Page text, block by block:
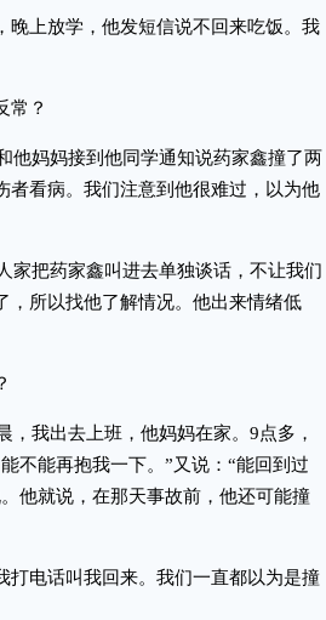
上放学，他发短信说不回来吃饭。我
常？
妈妈接到他同学通知说药家鑫撞了两
者看病。我们注意到他很难过，以为他
把药家鑫叫进去单独谈话，不让我们
，所以找他了解情况。他出来情绪低
我出去上班，他妈妈在家。9点多，
不能再抱我一下。”又说：“能回到过
他就说，在那天事故前，他还可能撞
电话叫我回来。我们一直都以为是撞